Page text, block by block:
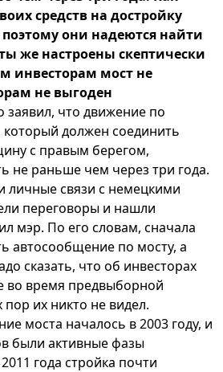
средств на достройку
поэтому они надеются найти
же настроены скептически
инвесторам мост не
не выгоден
заявил, что движение по
должен соединить
с правым берегом,
не раньше чем через три года.
личные связи с немецкими
переговоры и нашли
мэр. По его словам, сначала
автосообщение по мосту, а
сказать, что об инвесторах
во время предвыборной
их никто не видел.
моста началось в 2003 году, и
были активные фазы
года стройка почти